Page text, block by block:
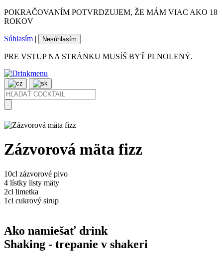
POKRAČOVANÍM POTVRDZUJEM, ŽE MÁM VIAC AKO 18
ROKOV
Súhlasím | Nesúhlasím
PRE VSTUP NA STRÁNKU MUSÍŠ BYŤ PLNOLENÝ.
Zázvorová mäta fizz
10cl zázvorové pivo
4 lístky listy mäty
2cl limetka
1cl cukrový sirup
Ako namiešať drink
Shaking - trepanie v shakeri